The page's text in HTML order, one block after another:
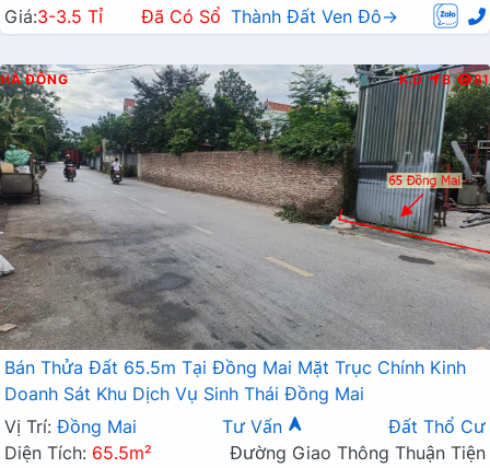
Giá:3-3.5 Tỉ Đã Có Sổ Thành Đất Ven Đô→
HÀ ĐÔNG K.D B 81
Bán Thửa Đất 65.5m Tại Đồng Mai Mặt Trục Chính Kinh
Doanh Sát Khu Dịch Vụ Sinh Thái Đồng Mai
Vị Trí: Đồng Mai Tư Vấn
Đất Thổ Cư
Diện Tích: 65.5m²
Đường Giao Thông Thuận Tiện